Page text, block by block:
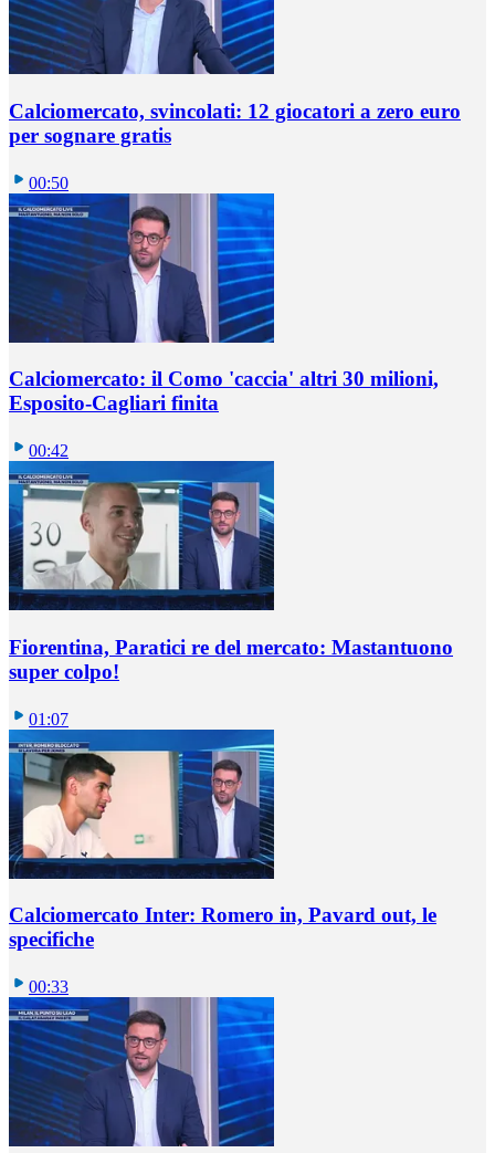
Calciomercato, svincolati: 12 giocatori a zero euro
per sognare gratis
00:50
Calciomercato: il Como 'caccia' altri 30 milioni,
Esposito-Cagliari finita
00:42
Fiorentina, Paratici re del mercato: Mastantuono
super colpo!
01:07
Calciomercato Inter: Romero in, Pavard out, le
specifiche
00:33